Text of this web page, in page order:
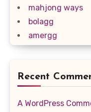
mahjong ways
bolagg
amergg
Recent
A WordPress